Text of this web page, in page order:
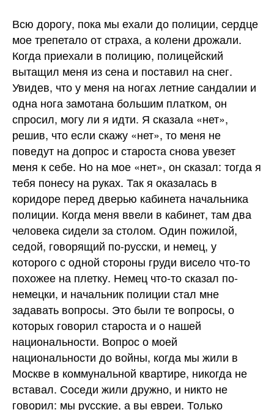
Всю дорогу, пока мы ехали до полиции, сердце
мое трепетало от страха, а колени дрожали.
Когда приехали в полицию, полицейский
вытащил меня из сена и поставил на снег.
Увидев, что у меня на ногах летние сандалии и
одна нога замотана большим платком, он
спросил, могу ли я идти. Я сказала «нет»,
решив, что если скажу «нет», то меня не
поведут на допрос и староста снова увезет
меня к себе. Но на мое «нет», он сказал: тогда я
тебя понесу на руках. Так я оказалась в
коридоре перед дверью кабинета начальника
полиции. Когда меня ввели в кабинет, там два
человека сидели за столом. Один пожилой,
седой, говорящий по-русски, и немец, у
которого с одной стороны груди висело что-то
похожее на плетку. Немец что-то сказал по-
немецки, и начальник полиции стал мне
задавать вопросы. Это были те вопросы, о
которых говорил староста и о нашей
национальности. Вопрос о моей
национальности до войны, когда мы жили в
Москве в коммунальной квартире, никогда не
вставал. Соседи жили дружно, и никто не
говорил: мы русские, а вы евреи. Только